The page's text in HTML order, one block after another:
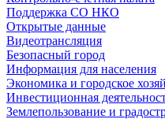
Поддержка СО НКО
Открытые данные
Видеотрансляция
Безопасный город
Информация для населения
Экономика и городское
Инвестиционная
Землепользование и